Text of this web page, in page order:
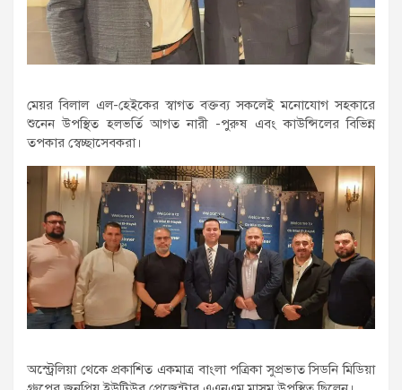
মেয়র বিলাল এল-হেইকের স্বাগত বক্তব্য সকলেই মনোযোগ সহকারে
শুনেন উপস্থিত হলভর্তি আগত নারী -পুরুষ এবং কাউন্সিলের বিভিন্ন
তপকার স্বেচ্ছাসেবকরা।
অস্ট্রেলিয়া থেকে প্রকাশিত একমাত্র বাংলা পত্রিকা সুপ্রভাত সিডনি মিডিয়া